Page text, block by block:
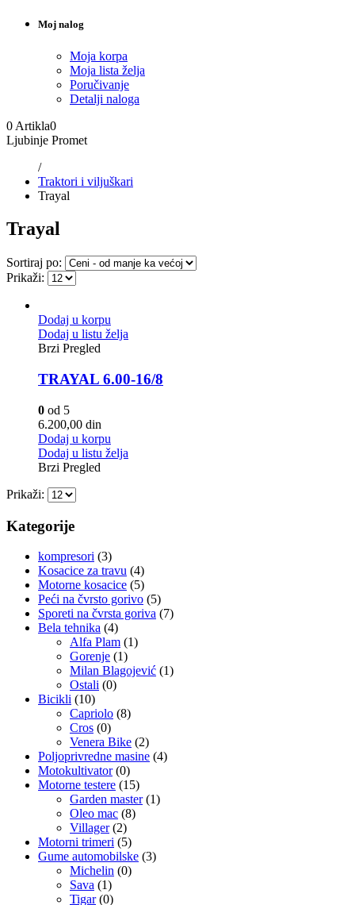
Moj nalog
Moja korpa
Moja lista želja
Poručivanje
Detalji naloga
0 Artikla0
Ljubinje Promet
/
Traktori i viljuškari
Trayal
Trayal
Sortiraj po:
Prikaži:
Dodaj u korpu
Dodaj u listu želja
Brzi Pregled
TRAYAL 6.00-16/8
0 od 5
6.200,00 din
Dodaj u korpu
Dodaj u listu želja
Brzi Pregled
Prikaži:
Kategorije
kompresori (3)
Kosacice za travu (4)
Motorne kosacice (5)
Peći na čvrsto gorivo (5)
Sporeti na čvrsta goriva (7)
Bela tehnika (4)
Alfa Plam (1)
Gorenje (1)
Milan Blagojević (1)
Ostali (0)
Bicikli (10)
Capriolo (8)
Cros (0)
Venera Bike (2)
Poljoprivredne masine (4)
Motokultivator (0)
Motorne testere (15)
Garden master (1)
Oleo mac (8)
Villager (2)
Motorni trimeri (5)
Gume automobilske (3)
Michelin (0)
Sava (1)
Tigar (0)